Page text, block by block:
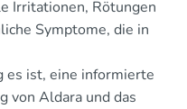
Irritationen, Rötungen
Symptome, die in
es ist, eine informierte
von Aldara und das